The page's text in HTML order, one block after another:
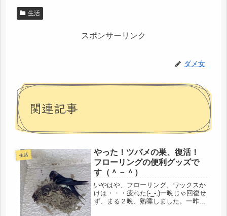
生活
スポンサーリンク
ダメ女
関連記事
生活
やった！ツバメの巣、復活！
フローリングの便利グッズで
す（＾－＾）
いやはや、フローリング、ワックスか
けは・・・疲れた(-_-;)一晩じゃ回復せ
ず、まる２晩、熟睡しました。一昨日